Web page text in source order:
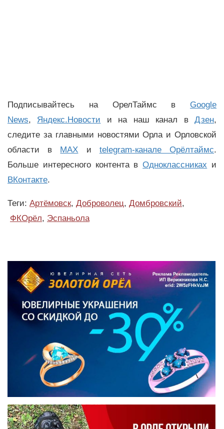
Подписывайтесь на ОрелТаймс в Google
News, Яндекс.Новости и на наш канал вДзен,
следите за главными новостями Орла и Орловской
области в MAX и telegram-канале Орёлтаймс.
Больше интересного контента вОдноклассниках и
ВКонтакте.
Теги: Артёмовск, Доброволец, Домбровский,
ФКОрёл, Эспаньола